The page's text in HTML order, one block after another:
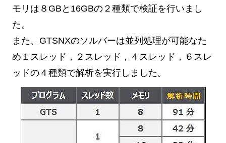
モリは８GBと16GBの２種類で検証を行いまし
た。
また、GTSNXのソルバーは並列処理が可能なた
め１スレッド，２スレッド，４スレッド，６スレ
ッドの４種類で解析を実行しました。